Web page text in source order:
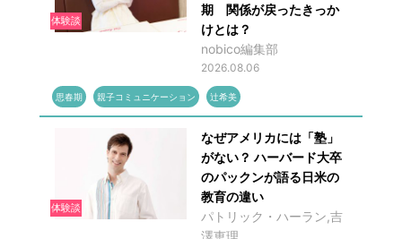
体験談
期 関係が戻ったきっか
けとは？
nobico編集部
2026.08.06
思春期 親子コミュニケーション 辻希美
体験談
なぜアメリカには「塾」
がない？ ハーバード大卒
のパックンが語る日米の
教育の違い
パトリック・ハーラン,吉
澤恵理